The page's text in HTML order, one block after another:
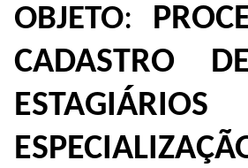
OBJETO:
CADASTRO